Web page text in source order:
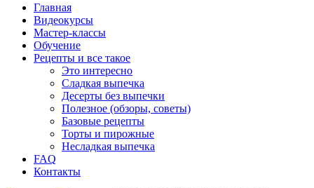
Главная
Видеокурсы
Мастер-классы
Обучение
Рецепты и все такое
Это интересно
Сладкая выпечка
Десерты без выпечки
Полезное (обзоры, советы)
Базовые рецепты
Торты и пирожные
Несладкая выпечка
FAQ
Контакты